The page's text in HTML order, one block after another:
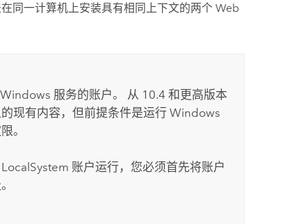
同一计算机上安装具有相同上下文的两个 Web
Windows 服务的账户。 从 10.4 和更高版本
现有内容，但前提条件是运行 Windows
。
账户运行，您必须首先将账户